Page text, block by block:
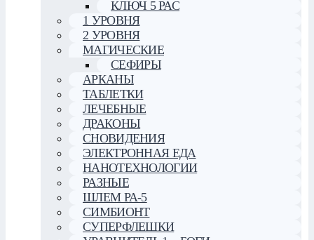
КЛЮЧ 5 РАС
1 УРОВНЯ
2 УРОВНЯ
МАГИЧЕСКИЕ
СЕФИРЫ
АРКАНЫ
ТАБЛЕТКИ
ЛЕЧЕБНЫЕ
ДРАКОНЫ
СНОВИДЕНИЯ
ЭЛЕКТРОННАЯ ЕДА
НАНОТЕХНОЛОГИИ
РАЗНЫЕ
ШЛЕМ РА-5
СИМБИОНТ
СУПЕРФЛЕШКИ